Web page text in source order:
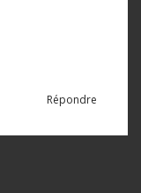
Répondre